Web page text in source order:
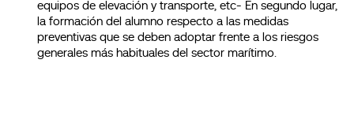
equipos de elevación y transporte, etc- En segundo lugar,
la formación del alumno respecto a las medidas
preventivas que se deben adoptar frente a los riesgos
generales más habituales del sector marítimo.